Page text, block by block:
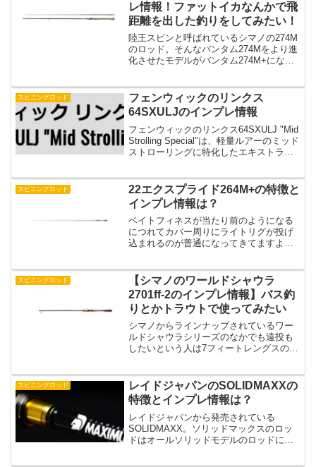
レ情報！ファットイカなんかで飛
距離を出した釣りをしてみたい！
陸王スピンと呼ばれているシマノの274M
のロッド。そんなバンタム274Mをより進
化させたモデルがバンタム274M+になっ
ドで、さらに飛距離も出しやすいロッド
みたいなこ...
スピニングロッド
フェンウィックのリンクス
64SXULJのインプレ情報
フェンウィックのリンクス64SXULJ "Mid
Strolling Special"は、軽量ルアーのミッド
ストローリングに特化したエキストラウ
（税込で29,...
スピニングロッド
22エクスプライド264M+の特徴と
インプレ情報は？
ベイトフィネスが当たり前のようになる
につれてカバー周りにライトリグが投げ
込まれるのが普通になってきてますよ
ピニングタックルでライトリグをカバー
周りで使うことができるパワ...
スピニングロッド
【シマノのワールドシャウラ
2701ff-2のインプレ情報】バス釣
りとかトラウトで使ってみたい
シマノからラインナップされているワー
ルドシャウラシリーズのなかでも遠投も
したいという人は7フィートレングスのワ
ーということでバス釣りだったら繊細な
釣りだっ...
スピニングロッド
レイドジャパンのSOLIDMAXXの
特徴とインプレ情報は？
レイドジャパンから発売されている
SOLIDMAXX。ソリッドマックスのロッ
ドはオールソリッドモデルのロッドにな